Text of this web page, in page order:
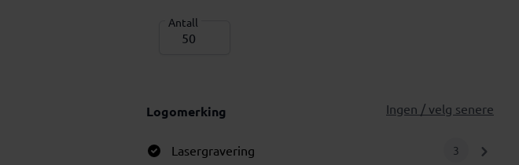
Antall
Logomerking Ingen / velg senere
Lasergravering 3